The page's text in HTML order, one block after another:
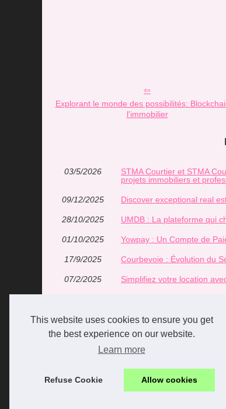
This website uses cookies to ensure you get
the best experience on our website.
Learn more
Refuse Cookie Allow cookies
Explorant le monde des possibilités:
l'immobilier
03/5/2026
STMA Courtier et STMA
projets immobiliers et
09/12/2025 Discover exceptional real
28/10/2025 UMDB : La plateforme qui
01/10/2025 Yowpay : Un Compte de
17/9/2025 Courbevoie : Évolution du
07/2/2025 Simplifiez votre location
Les Avantages des
11/10/2024 Estimation gratuite et
19/8/2024 Tout savoir sur le
Qu'est-ce que la carte T en
Cookies